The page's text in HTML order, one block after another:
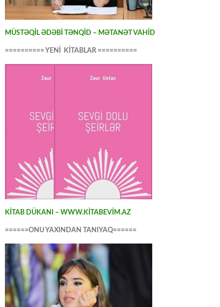
MÜSTƏQİL ƏDƏBİ TƏNQİD – MƏTANƏT VAHİD
========== YENİ KİTABLAR ==========
KİTAB DÜKANI – WWW.KİTABEVİM.AZ
======ONU YAXINDAN TANIYAQ======